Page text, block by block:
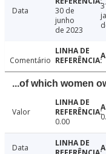
Data
30 de
junho
de 2023
Comentário
...of which women
Valor
0.00
Data